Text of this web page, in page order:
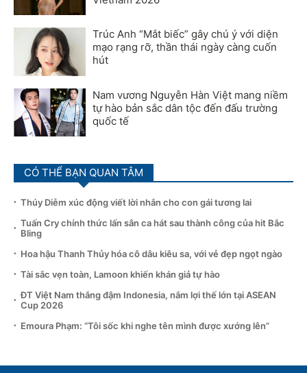
Trúc Anh “Mắt biếc” gây chú ý với diện
mạo rạng rỡ, thần thái ngày càng cuốn
hút
Nam vương Nguyễn Hàn Việt mang niềm
tự hào bản sắc dân tộc đến đấu trường
quốc tế
CÓ THỂ BẠN QUAN TÂM
Thúy Diễm xúc động viết lời nhắn cho con gái tương lai
Tuấn Cry chính thức lấn sân ca hát sau thành công của hit Bắc
Bling
Hoa hậu Thanh Thủy hóa cô dâu kiêu sa, với vẻ đẹp ngọt ngào
Tài sắc vẹn toàn, Lamoon khiến khán giả tự hào
ĐT Việt Nam thắng đậm Indonesia, nắm lợi thế lớn tại ASEAN
Cup 2026
Emoura Phạm: “Tôi sốc khi nghe tên mình được xướng lên”